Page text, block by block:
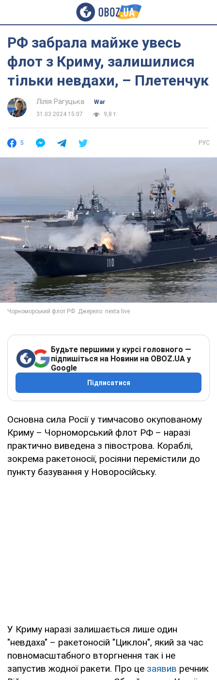
РФ забрала майже увесь
флот з Криму, залишилися
тільки невдахи, – Плетенчук
Лілія Рагуцька
War
31.03.2024 15:07
9,8 т.
5 РУС
Будьте першими у курсі головного —
підпишіться на Новини на OBOZ.UA у
Google
Підписатися
Основна сила Росії у тимчасово окупованому
Криму – Чорноморський флот РФ – наразі
практично виведена з півострова. Кораблі,
зокрема ракетоносії, росіяни перемістили до
пункту базування у Новоросійську.
У Криму наразі залишається лише один
"невдаха" – ракетоносій "Циклон", який за час
повномасштабного вторгнення так і не
запустив жодної ракети. Про це заявив речник